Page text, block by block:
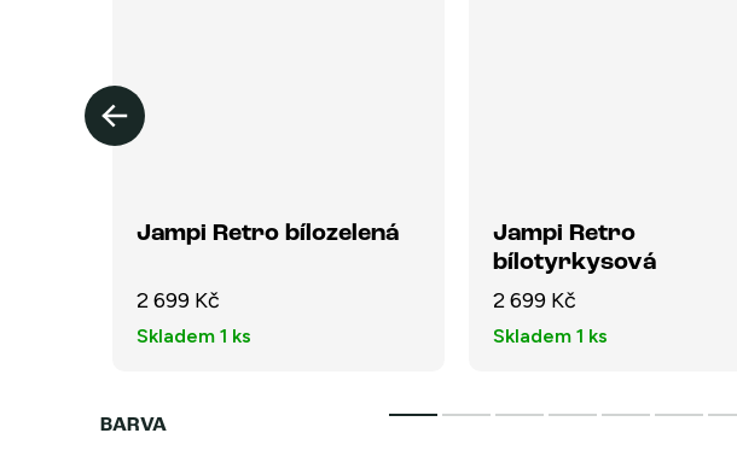
Jampi Retro bílozelená
2 699 Kč
Skladem 1 ks
Jampi Retro
bílotyrkysová
2 699 Kč
Skladem 1 ks